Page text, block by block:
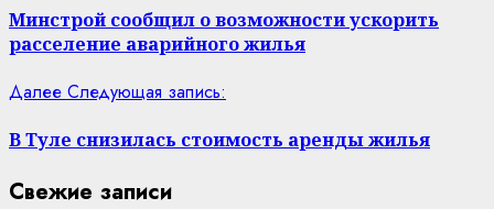
Минстрой сообщил о возможности ускорить
расселение аварийного жилья
Далее Следующая запись:
В Туле снизилась стоимость аренды жилья
Свежие записи